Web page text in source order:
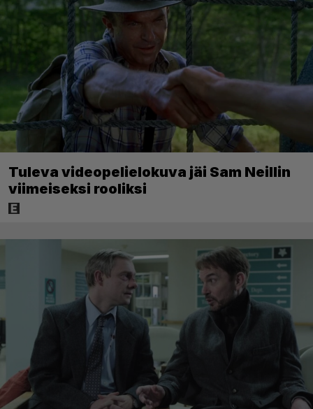
Tuleva videopelielokuva jäi Sam Neillin
viimeiseksi rooliksi